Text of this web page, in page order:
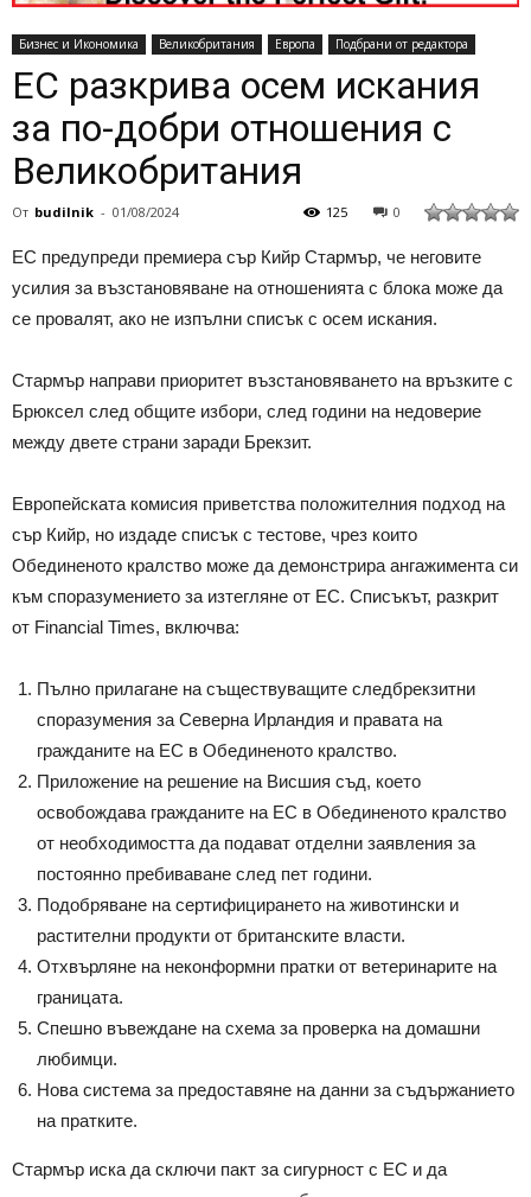
Бизнес и Икономика Великобритания Европа Подбрани от редактора
ЕС разкрива осем искания
за по-добри отношения с
Великобритания
От budilnik - 01/08/2024 0
125
ЕС предупреди премиера сър Кийр Стармър, че неговите
усилия за възстановяване на отношенията с блока може да
се провалят, ако не изпълни списък с осем искания.
Стармър направи приоритет възстановяването на връзките с
Брюксел след общите избори, след години на недоверие
между двете страни заради Брекзит.
Европейската комисия приветства положителния подход на
сър Кийр, но издаде списък с тестове, чрез които
Обединеното кралство може да демонстрира ангажимента си
към споразумението за изтегляне от ЕС. Списъкът, разкрит
от Financial Times, включва:
Пълно прилагане на съществуващите следбрекзитни
споразумения за Северна Ирландия и правата на
гражданите на ЕС в Обединеното кралство.
Приложение на решение на Висшия съд, което
освобождава гражданите на ЕС в Обединеното кралство
от необходимостта да подават отделни заявления за
постоянно пребиваване след пет години.
Подобряване на сертифицирането на животински и
растителни продукти от британските власти.
Отхвърляне на неконформни пратки от ветеринарите на
границата.
Спешно въвеждане на схема за проверка на домашни
любимци.
Нова система за предоставяне на данни за съдържанието
на пратките.
Стармър иска да сключи пакт за сигурност с ЕС и да